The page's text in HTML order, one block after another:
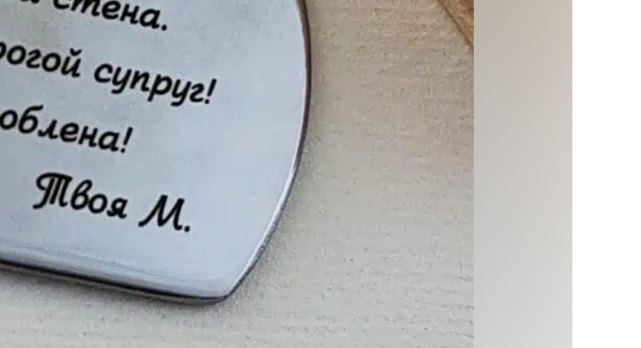
подарочные изделия под
Награды, стеллы, кубки